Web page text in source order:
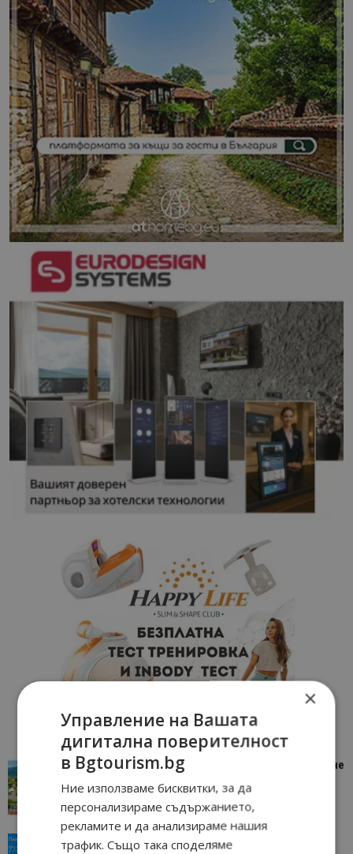
“Пощенска картичка от…”: Петрич – Изживяване
“Пощенска картичка от…”: Пловдив, градът на
×
Управление на Вашата
дигитална поверителност
в Bgtourism.bg
Ние използваме бисквитки, за да
персонализираме съдържанието,
рекламите и да анализираме нашия
трафик. Също така споделяме